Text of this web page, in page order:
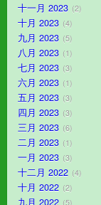
十一月 2023 2
十月 2023 4
九月 2023 5
八月 2023 1
七月 2023 3
六月 2023 1
五月 2023 3
四月 2023 3
三月 2023 6
二月 2023 1
一月 2023 3
十二月 2022 4
十月 2022 2
九月 2022 5